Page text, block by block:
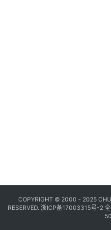
COPYRIGHT © 2000 - 2025
RESERVED. 浙ICP备17003315号-2全